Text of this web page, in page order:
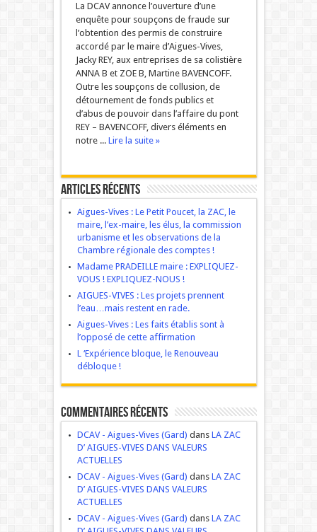
La DCAV annonce l’ouverture d’une
enquête pour soupçons de fraude sur
l’obtention des permis de construire
accordé par le maire d’Aigues-Vives,
Jacky REY, aux entreprises de sa colistière
ANNA B et ZOE B, Martine BAVENCOFF.
Outre les soupçons de collusion, de
détournement de fonds publics et
d’abus de pouvoir dans l’affaire du pont
REY – BAVENCOFF, divers éléments en
notre ... Lire la suite »
Articles récents
Aigues-Vives : Le Petit Poucet, la ZAC, le
maire, l’ex-maire, les élus, la commission
urbanisme et les observations de la
Chambre régionale des comptes !
Madame PRADEILLE maire : EXPLIQUEZ-
VOUS ! EXPLIQUEZ-NOUS !
AIGUES-VIVES : Les projets prennent
l’eau…mais restent en rade.
Aigues-Vives : Les faits établis sont à
l’opposé de cette affirmation
L ‘Expérience bloque, le Renouveau
débloque !
Commentaires récents
DCAV - Aigues-Vives (Gard) dans LA ZAC
D’ AIGUES-VIVES DANS VALEURS
ACTUELLES
DCAV - Aigues-Vives (Gard) dans LA ZAC
D’ AIGUES-VIVES DANS VALEURS
ACTUELLES
DCAV - Aigues-Vives (Gard) dans LA ZAC